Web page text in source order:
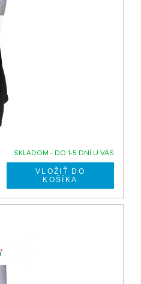
SKLADOM - DO 1-5 DNÍ U VÁS